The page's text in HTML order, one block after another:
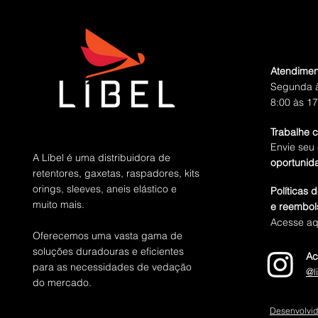
A Líbel é uma distribuidora de
retentores, gaxetas, raspadores, kits
orings, sleeves, aneis elástico e
muito mais.
Oferecemos uma vasta gama de
soluções duradouras e eficientes
para as necessidades de vedação
do mercado.
Segunda
8:00 às
Trabalhe
Envie
Políticas
e
Acesse